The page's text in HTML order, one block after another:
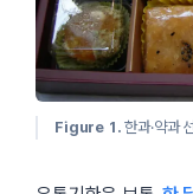
Figure 1. 한과·약과